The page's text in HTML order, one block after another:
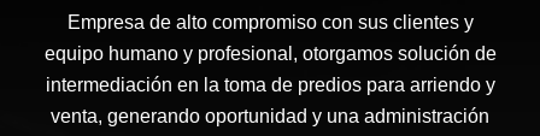
Empresa de alto compromiso con sus clientes y
equipo humano y profesional, otorgamos solución de
intermediación en la toma de predios para arriendo y
venta, generando oportunidad y una administración